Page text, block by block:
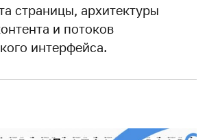
страницы, архитектуры
и потоков
интерфейса.